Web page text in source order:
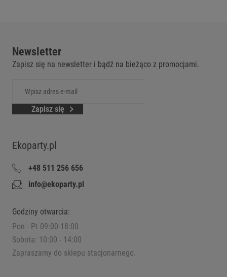
Newsletter
Zapisz się na newsletter i bądź na bieżąco z promocjami.
Zapisz się
Ekoparty.pl
+48 511 256 656
info@ekoparty.pl
Godziny otwarcia:
Pon - Pt 09:00-18:00
Sobota: 10:00 - 14:00
Zapraszamy do sklepu stacjonarnego.